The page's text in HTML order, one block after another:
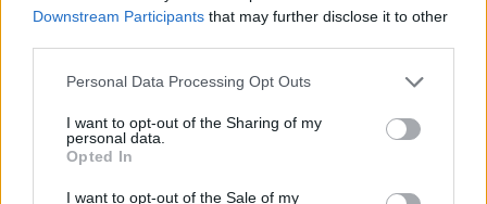
Downstream Participants that may further disclose it to other
Personal Data Processing Opt Outs
I want to opt-out of the Sharing of my
personal data.
Opted In
I want to opt-out of the Sale of my
Nathalie Leclerc est une journaliste spécialisée en santé et
médecine. Mère de deux enfants, elle allie une solide
expertise journalistique à une expérience concrète de la
santé familiale et de la nutrition. Fervente adepte d’un mode
de vie sain, écologique et durable, elle s’engage depuis de